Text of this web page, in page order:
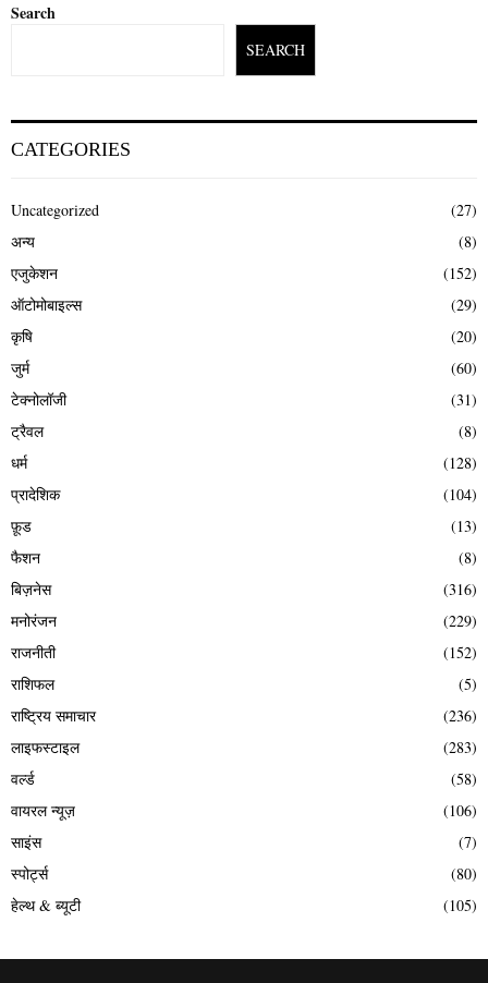
Search
SEARCH
CATEGORIES
Uncategorized
(27)
अन्य
(8)
एजुकेशन
(152)
ऑटोमोबाइल्स
(29)
कृषि
(20)
जुर्म
(60)
टेक्नोलॉजी
(31)
ट्रैवल
(8)
धर्म
(128)
प्रादेशिक
(104)
फ़ूड
(13)
फैशन
(8)
बिज़नेस
(316)
मनोरंजन
(229)
राजनीती
(152)
राशिफल
(5)
राष्ट्रिय समाचार
(236)
लाइफस्टाइल
(283)
वर्ल्ड
(58)
वायरल न्यूज़
(106)
साइंस
(7)
स्पोर्ट्स
(80)
हेल्थ & ब्यूटी
(105)